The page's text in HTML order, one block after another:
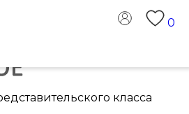
0
класса